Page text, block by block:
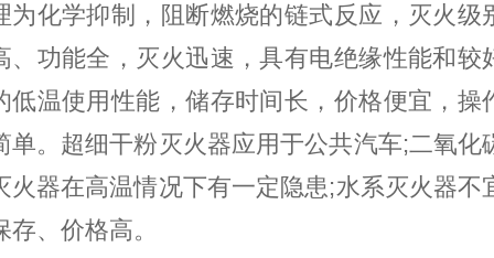
为化学抑制，阻断燃烧的链式反应，灭火级
、功能全，灭火迅速，具有电绝缘性能和较
低温使用性能，储存时间长，价格便宜，操
单。超细干粉灭火器应用于公共汽车;二氧化
火器在高温情况下有一定隐患;水系灭火器不
存、价格高。